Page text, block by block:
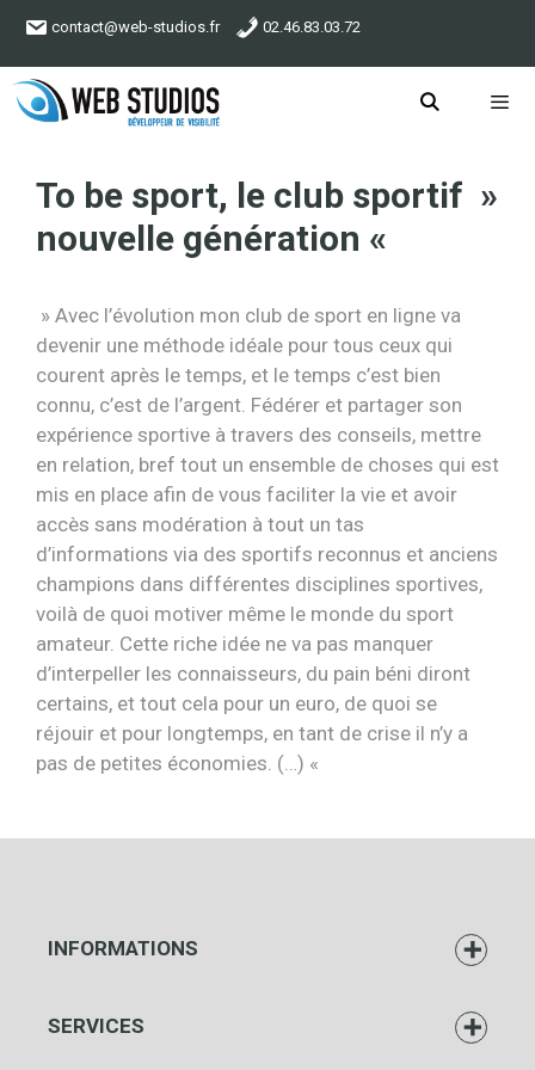
contenu
contact@web-studios.fr 02.46.83.03.72
To be sport, le club sportif »
nouvelle génération «
» Avec l’évolution mon club de sport en ligne va
devenir une méthode idéale pour tous ceux qui
courent après le temps, et le temps c’est bien
connu, c’est de l’argent. Fédérer et partager son
expérience sportive à travers des conseils, mettre
en relation, bref tout un ensemble de choses qui est
mis en place afin de vous faciliter la vie et avoir
accès sans modération à tout un tas
d’informations via des sportifs reconnus et anciens
champions dans différentes disciplines sportives,
voilà de quoi motiver même le monde du sport
amateur. Cette riche idée ne va pas manquer
d’interpeller les connaisseurs, du pain béni diront
certains, et tout cela pour un euro, de quoi se
réjouir et pour longtemps, en tant de crise il n’y a
pas de petites économies. (…) «
INFORMATIONS
SERVICES